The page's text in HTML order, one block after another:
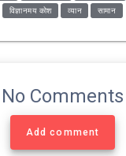
o
k
e
r
m
A
p
विज्ञानमय कोश
व्यान सामान
No Comments
Add comment